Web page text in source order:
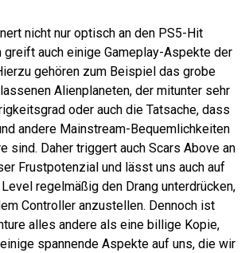
nicht nur optisch an den PS5-Hit
greift auch einige Gameplay-Aspekte der
gehören zum Beispiel das grobe
Alienplaneten, der mitunter sehr
oder auch die Tatsache, dass
andere Mainstream-Bequemlichkeiten
sind. Daher triggert auch Scars Above an
Frustpotenzial und lässt uns auch auf
regelmäßig den Drang unterdrücken,
Controller anzustellen. Dennoch ist
alles andere als eine billige Kopie,
spannende Aspekte auf uns, die wir